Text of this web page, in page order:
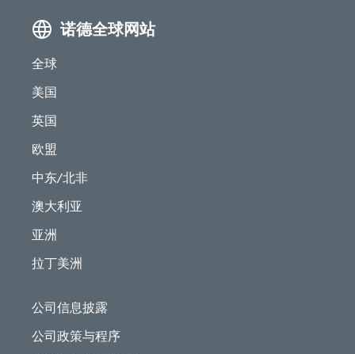
诺德全球网站
全球
美国
英国
欧盟
中东/北非
澳大利亚
亚洲
拉丁美洲
公司信息披露
公司政策与程序